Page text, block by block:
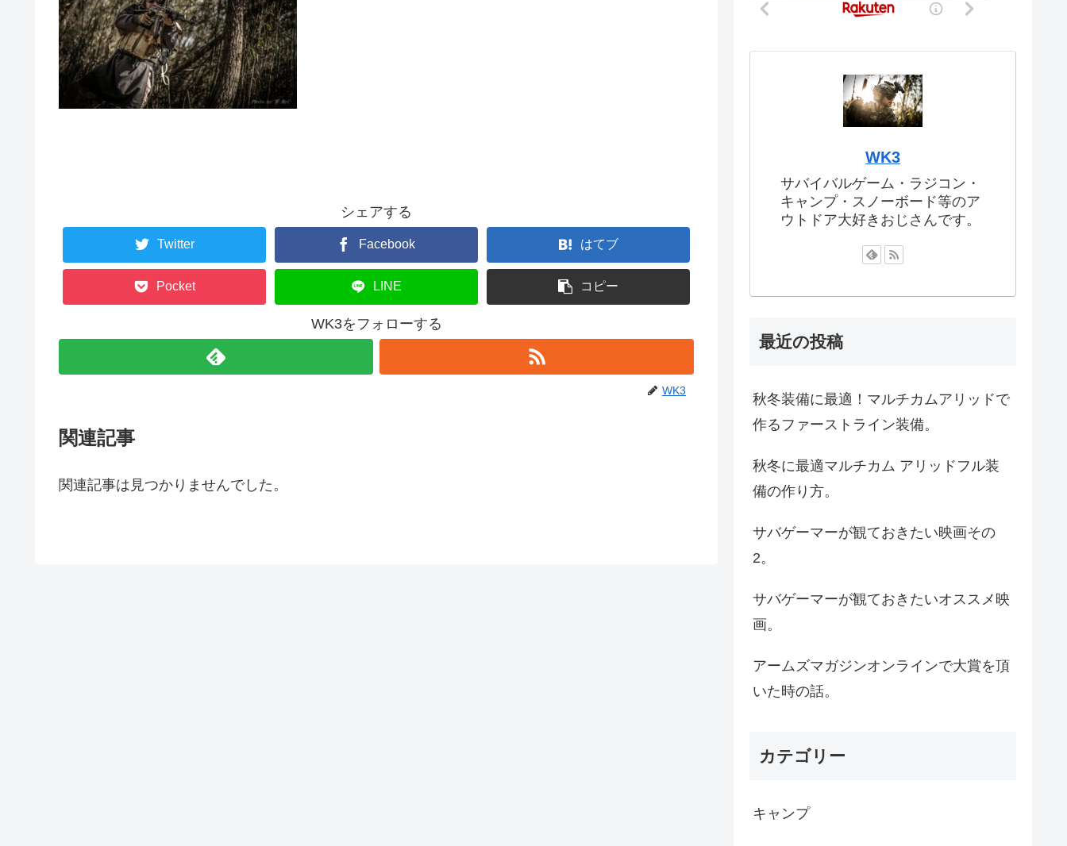
シェアする
Twitter Facebook はてブ
Pocket LINE コピー
WK3をフォローする
WK3
関連記事
関連記事は見つかりませんでした。
WK3
サバイバルゲーム・ラジコン・
キャンプ・スノーボード等のア
ウトドア大好きおじさんです。
最近の投稿
秋冬装備に最適！マルチカムアリッドで
作るファーストライン装備。
秋冬に最適マルチカム アリッドフル装
備の作り方。
サバゲーマーが観ておきたい映画その
2。
サバゲーマーが観ておきたいオススメ映
画。
アームズマガジンオンラインで大賞を頂
いた時の話。
カテゴリー
キャンプ